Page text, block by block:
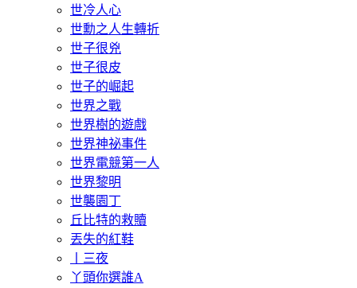
世冷人心
世勳之人生轉折
世子很兇
世子很皮
世子的崛起
世界之戰
世界樹的遊戲
世界神祕事件
世界電競第一人
世界黎明
世襲園丁
丘比特的救贖
丟失的紅鞋
丨三夜
丫頭你選誰A